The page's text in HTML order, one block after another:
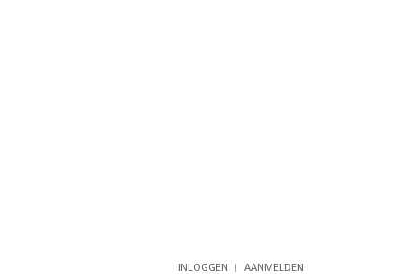
INLOGGEN AANMELDEN